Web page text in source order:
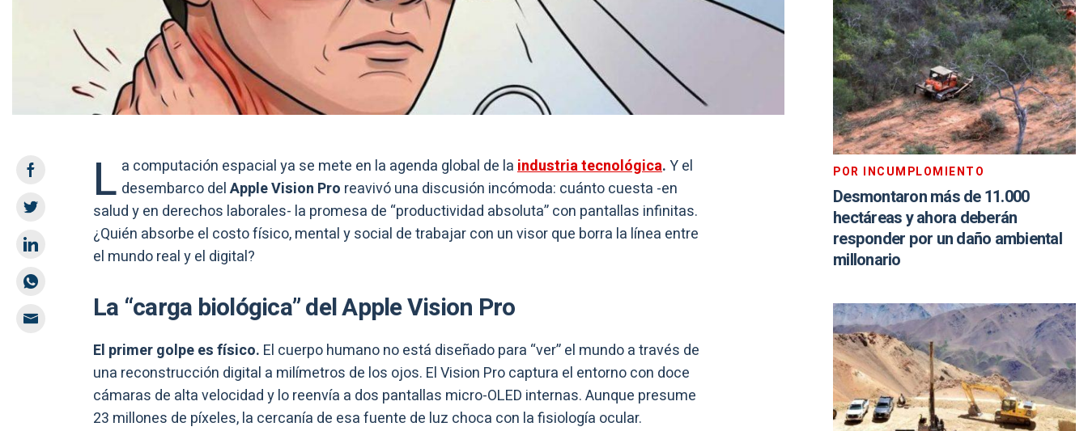
L a computación espacial ya se mete en la agenda global de laindustria tecnológica.Y el
desembarco delApple Vision Pro reavivó una discusión incómoda: cuánto cuesta -en
salud y en derechos laborales- la promesa de “productividad absoluta” con pantallas infinitas.
¿Quién absorbe el costo físico, mental y social de trabajar con un visor que borra la línea entre
el mundo real y el digital?
La “carga biológica” del Apple Vision Pro
El primer golpe es físico. El cuerpo humano no está diseñado para “ver” el mundo a través de
una reconstrucción digital a milímetros de los ojos. El Vision Pro captura el entorno con doce
cámaras de alta velocidad y lo reenvía a dos pantallas micro-OLED internas. Aunque presume
23 millones de píxeles, la cercanía de esa fuente de luz choca con la fisiología ocular.
POR INCUMPLOMIENTO
Desmontaron más de 11.000
hectáreas y ahora deberán
responder por un daño ambiental
millonario